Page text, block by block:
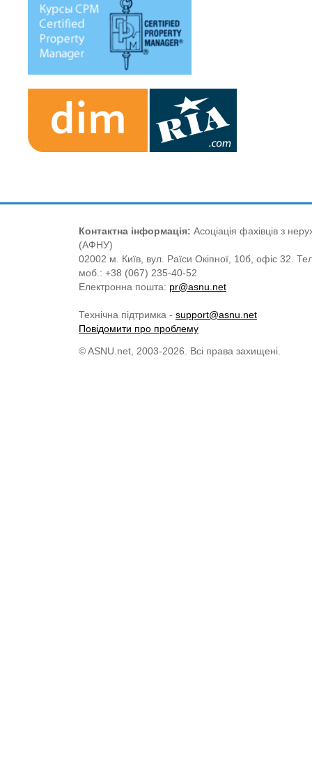
Контактна інформація: Асоціація фахівців з
(АФНУ)
02002 м. Київ, вул. Раїси Окіпної, 10б, офіс 32.
моб.: +38 (067) 235-40-52
Електронна пошта: pr@asnu.net
Технічна підтримка - support@asnu.net
Повідомити про проблему
© ASNU.net, 2003-2026. Всі права захищені.